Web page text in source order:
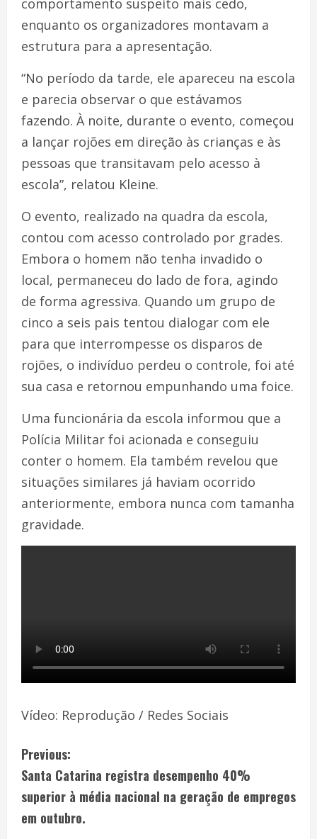
enquanto os organizadores montavam a
estrutura para a apresentação.
“No período da tarde, ele apareceu na escola
e parecia observar o que estávamos
fazendo. À noite, durante o evento, começou
a lançar rojões em direção às crianças e às
pessoas que transitavam pelo acesso à
escola”, relatou Kleine.
O evento, realizado na quadra da escola,
contou com acesso controlado por grades.
Embora o homem não tenha invadido o
local, permaneceu do lado de fora, agindo
de forma agressiva. Quando um grupo de
cinco a seis pais tentou dialogar com ele
para que interrompesse os disparos de
rojões, o indivíduo perdeu o controle, foi até
sua casa e retornou empunhando uma foice.
Uma funcionária da escola informou que a
Polícia Militar foi acionada e conseguiu
conter o homem. Ela também revelou que
situações similares já haviam ocorrido
anteriormente, embora nunca com tamanha
gravidade.
Vídeo: Reprodução / Redes Sociais
Previous:
Santa Catarina registra desempenho 40%
superior à média nacional na geração de empregos
em outubro.